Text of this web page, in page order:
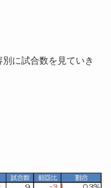
に試合数を見ていき